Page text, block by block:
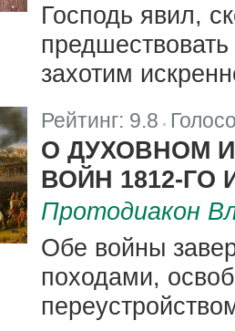
Господь явил,
захотим
Рейтинг: 9.8
О ДУХОВНОМ
ВОЙН 1812-ГО
Протодиакон
Обе войны
походами,